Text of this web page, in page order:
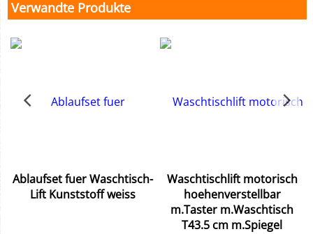
Verwandte Produkte
Ablaufset fuer Waschtisch-
Lift Kunststoff weiss
Waschtischlift motorisch
hoehenverstellbar
m.Taster m.Waschtisch
T43.5 cm m.Spiegel